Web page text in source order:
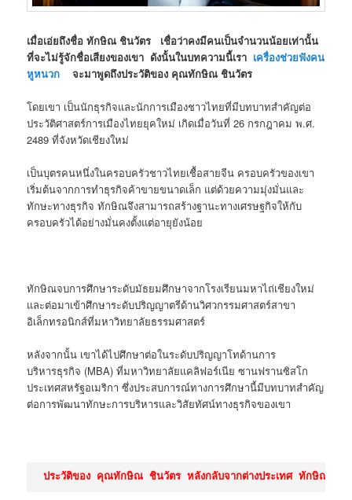
เมื่อเอ่ยถึงชื่อ ทักษิณ ชินวัตร เชื่อว่าคงมีคนเป็นจำนวนน้อยเท่านั้น
ที่จะไม่รู้จักชื่อเสียงของเขา ดังนั้นในบทความนี้เรา เครื่องช่วยฟังคน
หูหนวก จะมาพูดถึงประวัติของ คุณทักษิณ ชินวัตร
โดยเขา เป็นนักธุรกิจและนักการเมืองชาวไทยที่มีบทบาทสำคัญต่อ
ประวัติศาสตร์การเมืองไทยยุคใหม่ เกิดเมื่อวันที่ 26 กรกฎาคม พ.ศ.
2489 ที่จังหวัดเชียงใหม่
เป็นบุตรคนหนึ่งในครอบครัวชาวไทยเชื้อสายจีน ครอบครัวของเขา
เริ่มต้นจากการทำธุรกิจค้าขายขนาดเล็ก แต่ด้วยความมุ่งมั่นและ
ทักษะทางธุรกิจ ทักษิณจึงสามารถสร้างฐานะทางเศรษฐกิจให้กับ
ครอบครัวได้อย่างมั่นคงตั้งแต่อายุยังน้อย
ทักษิณจบการศึกษาระดับมัธยมศึกษาจากโรงเรียนมหาไถ่เชียงใหม่
และต่อมาเข้าศึกษาระดับปริญญาตรีด้านวิศวกรรมศาสตร์สาขา
อิเล็กทรอนิกส์ที่มหาวิทยาลัยธรรมศาสตร์
หลังจากนั้น เขาได้ไปศึกษาต่อในระดับปริญญาโทด้านการ
บริหารธุรกิจ (MBA)ที่มหาวิทยาลัยแคลิฟอร์เนีย ซานฟรานซิสโก
ประเทศสหรัฐอเมริกา ซึ่งประสบการณ์ทางการศึกษานี้มีบทบาทสำคัญ
ต่อการพัฒนาทักษะการบริหารและวิสัยทัศน์ทางธุรกิจของเขา
ประวัติของ คุณทักษิณ ชินวัตร หลังกลับจากต่างประเทศ ทักษิณเข้าสู่